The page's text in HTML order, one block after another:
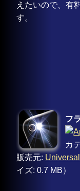
えたいので、有
す。
フ
カ
販売元:
イズ: 0.7 MB）